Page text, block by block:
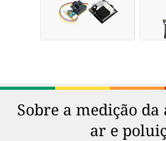
Sobre a medição
ar e